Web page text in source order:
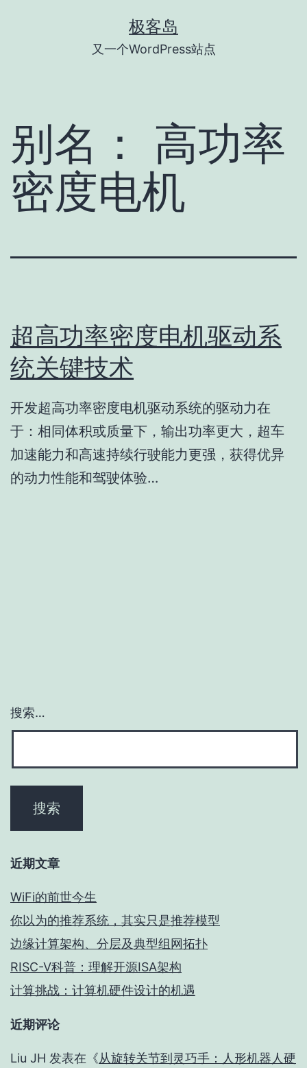
极客岛
又一个WordPress站点
别名： 高功率
密度电机
超高功率密度电机驱动系
统关键技术
开发超高功率密度电机驱动系统的驱动力在
于：相同体积或质量下，输出功率更大，超车
加速能力和高速持续行驶能力更强，获得优异
的动力性能和驾驶体验…
搜索…
近期文章
WiFi的前世今生
你以为的推荐系统，其实只是推荐模型
边缘计算架构、分层及典型组网拓扑
RISC-V科普：理解开源ISA架构
计算挑战：计算机硬件设计的机遇
近期评论
Liu JH 发表在《从旋转关节到灵巧手：人形机器人硬